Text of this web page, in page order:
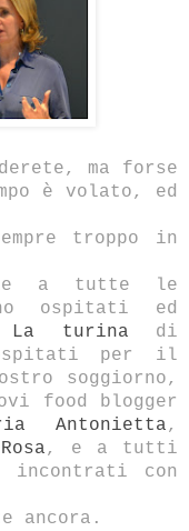
ma forse
è volato, ed
troppo in
a tutte le
ospitati ed
La turina di
per il
soggiorno,
food blogger
Antonietta,
Rosa, e a tutti
con
ancora.